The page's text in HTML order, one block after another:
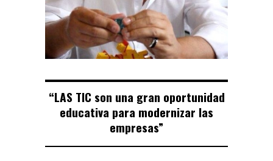
“LAS TIC son una gran oportunidad
educativa para modernizar las
empresas”